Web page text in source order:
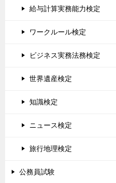
給与計算実務能力検定
ワークルール検定
ビジネス実務法務検定
世界遺産検定
知識検定
ニュース検定
旅行地理検定
公務員試験